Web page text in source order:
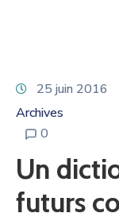
25 juin 2016
Archives
0
Un
futurs